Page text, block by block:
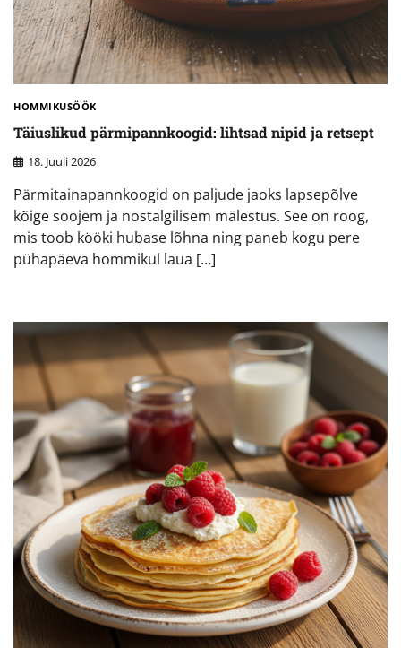
HOMMIKUSÖÖK
Täiuslikud pärmipannkoogid: lihtsad nipid ja retsept
18. Juuli 2026
Pärmitainapannkoogid on paljude jaoks lapsepõlve
kõige soojem ja nostalgilisem mälestus. See on roog,
mis toob kööki hubase lõhna ning paneb kogu pere
pühapäeva hommikul laua […]